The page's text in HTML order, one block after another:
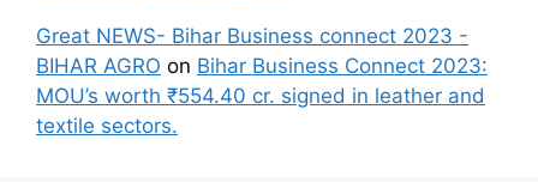
Great NEWS- Bihar Business connect 2023 -
BIHAR AGRO on Bihar Business Connect 2023:
MOU’s worth ₹554.40 cr. signed in leather and
textile sectors.